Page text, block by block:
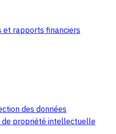
et rapports financiers
des données
de propriété intellectuelle